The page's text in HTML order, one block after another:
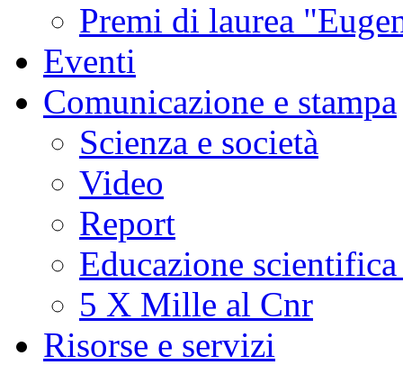
Premi di laurea
Eventi
Comunicazione e stampa
Scienza e società
Video
Report
Educazione
5 X Mille al Cnr
Risorse e servizi